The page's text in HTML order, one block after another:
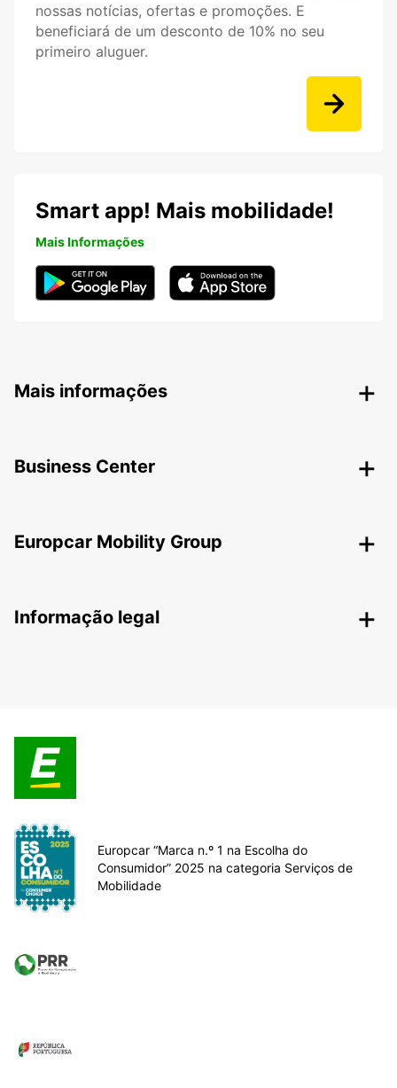
nossas notícias, ofertas e promoções. E
beneficiará de um desconto de 10% no seu
primeiro aluguer.
Smart app! Mais mobilidade!
Mais Informações
Mais informações
Business Center
Europcar Mobility Group
Informação legal
Europcar “Marca n.º 1 na Escolha do
Consumidor” 2025 na categoria Serviços de
Mobilidade